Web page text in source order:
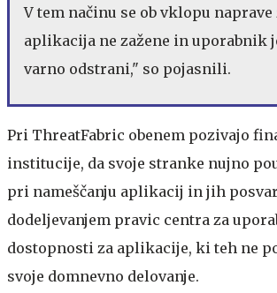
V tem načinu se ob vklopu
aplikacija ne zažene in uporabnik
varno odstrani," so pojasnili.
Pri ThreatFabric obenem pozivajo
institucije, da svoje stranke nujno
pri nameščanju aplikacij in jih
dodeljevanjem pravic centra za
dostopnosti za aplikacije, ki teh ne
svoje domnevno delovanje.